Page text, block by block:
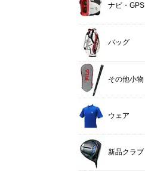
ナビ・GPS
バッグ
その他小物
ウェア
新品クラブ